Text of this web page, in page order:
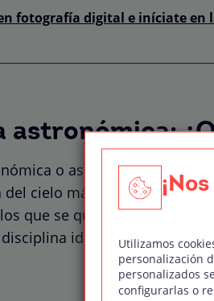
fotografía digital e iníciate en
astronómica:
o astrofotografía es
del cielo más lejano.Esto es:
que se queda fascinado
ideal para ti.
Utilizamos
personalización
personalizados
configurarlas o